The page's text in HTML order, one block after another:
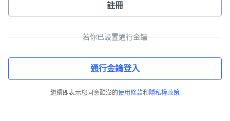
註冊
若你已設置通行金鑰
通行金鑰登入
繼續即表示您同意酷澎的使用條款和 隱私權政策